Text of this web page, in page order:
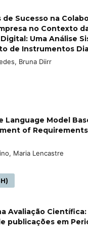
Sucesso na
no Contexto
Uma Análise
de Instrumentos
Bruna Diirr
Language Model
of
Maria Lencastre
Avaliação Científica:
publicações em